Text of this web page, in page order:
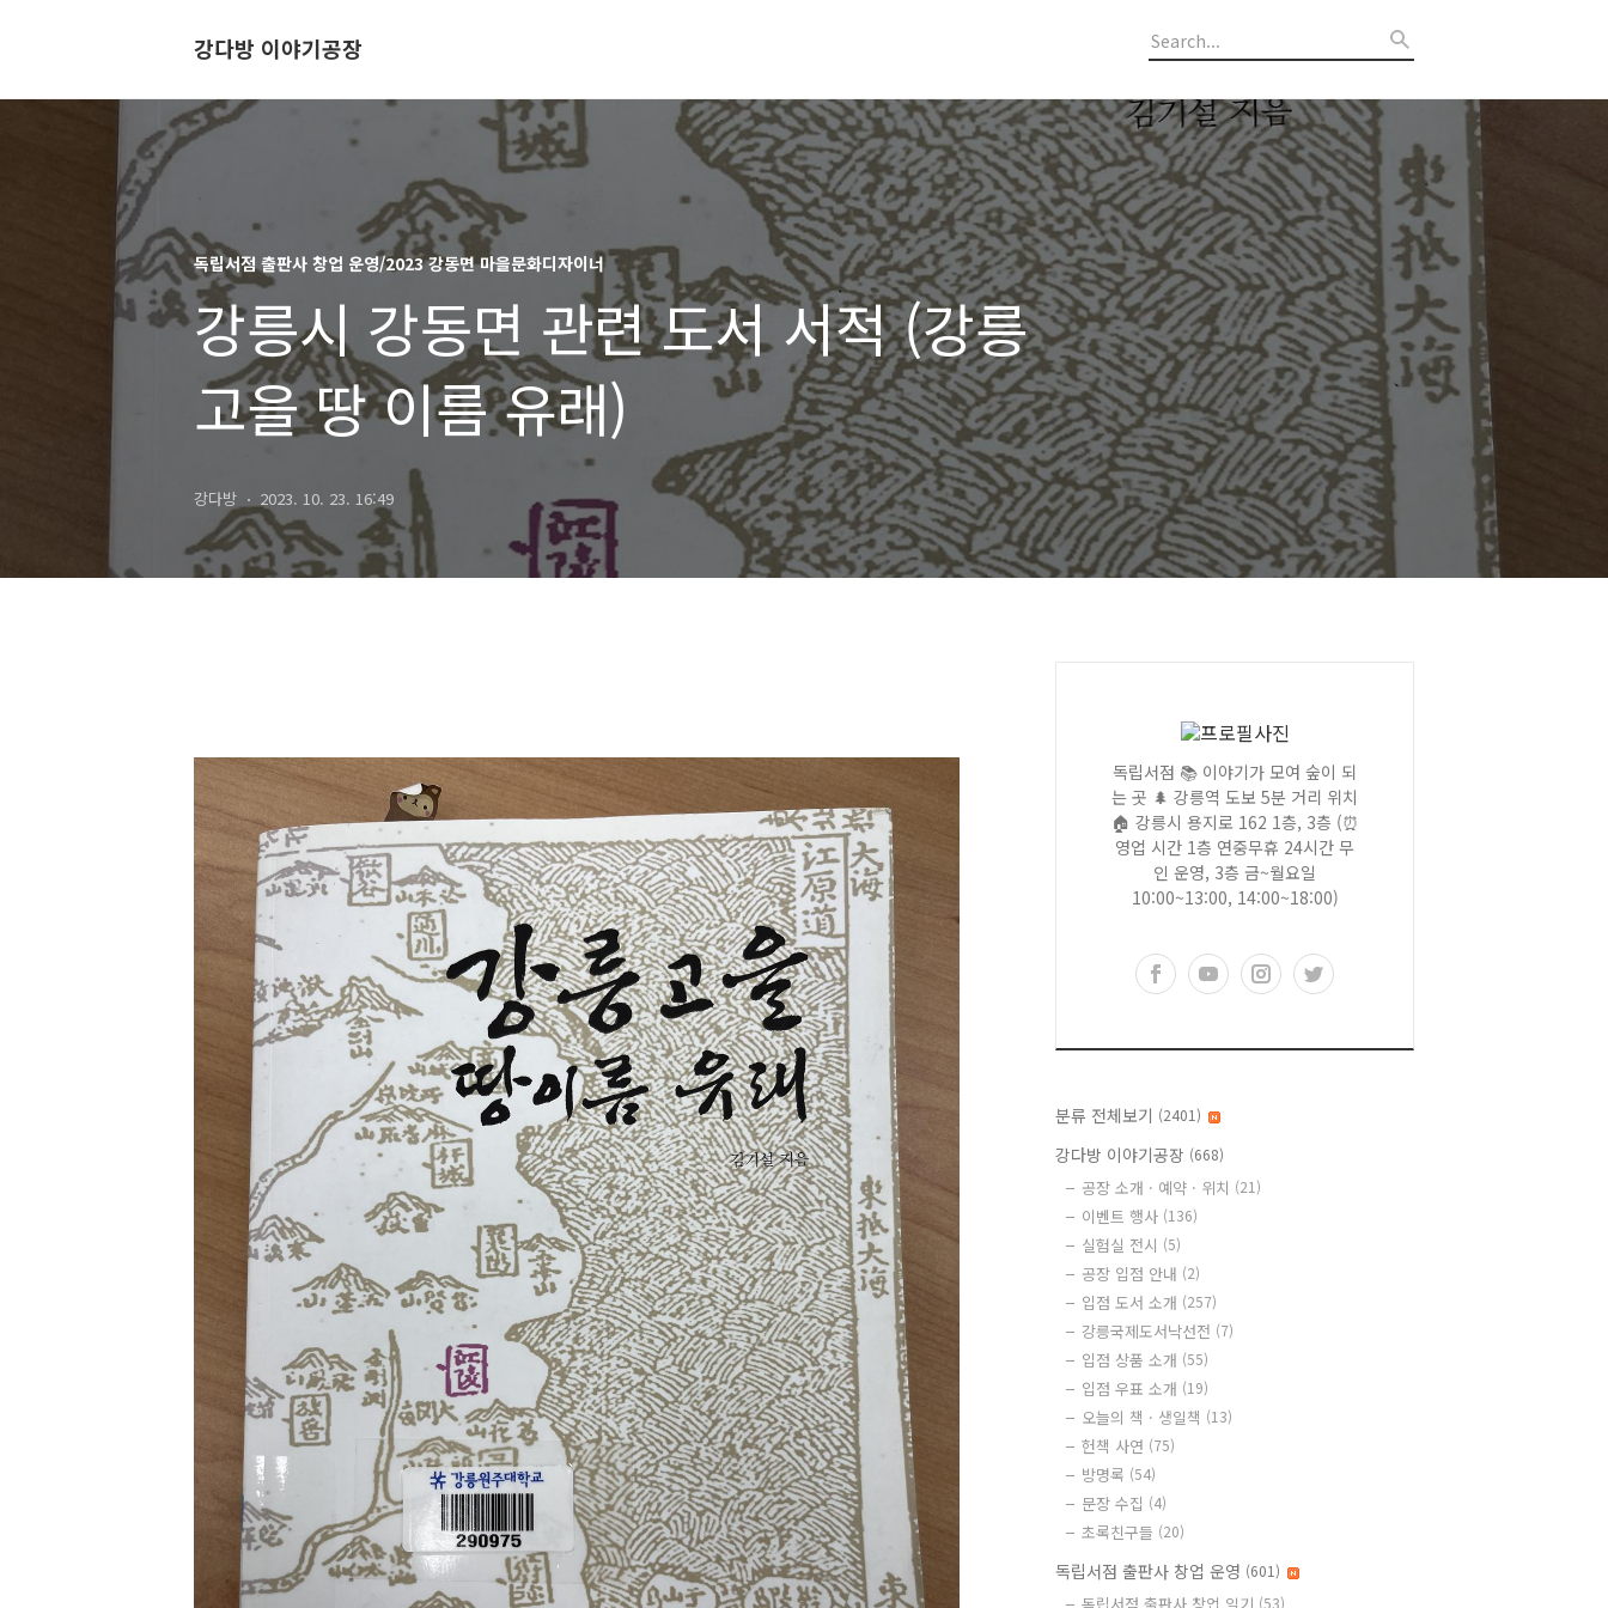
강다방 이야기공장
독립서점 출판사 창업 운영/2023 강동면 마을문화디자이너
강릉시 강동면 관련 도서 서적 (강릉
고을 땅 이름 유래)
강다방 2023. 10. 23. 16:49
독립서점 📚 이야기가 모여 숲이 되
는 곳 🌲 강릉역 도보 5분 거리 위치
🏠 강릉시 용지로 162 1층, 3층 (⏰
영업 시간 1층 연중무휴 24시간 무
인 운영, 3층 금~월요일
10:00~13:00, 14:00~18:00)
분류 전체보기 (2401)
강다방 이야기공장 (668)
공장 소개 · 예약 · 위치 (21)
이벤트 행사 (136)
실험실 전시 (5)
공장 입점 안내 (2)
입점 도서 소개 (257)
강릉국제도서낙선전 (7)
입점 상품 소개 (55)
입점 우표 소개 (19)
오늘의 책 · 생일책 (13)
헌책 사연 (75)
방명록 (54)
문장 수집 (4)
초록친구들 (20)
독립서점 출판사 창업 운영 (601)
(53)